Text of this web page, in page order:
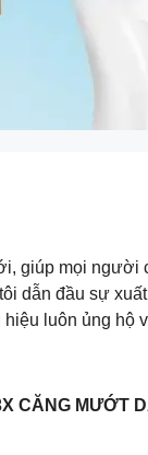
giúp mọi
dẫn đầu sự
luôn ủng hộ
CĂNG MƯỚT